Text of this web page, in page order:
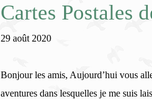
Cartes Postales
29 août 2020
Bonjour les amis, Aujourd’hui vous
aventures dans lesquelles je me suis